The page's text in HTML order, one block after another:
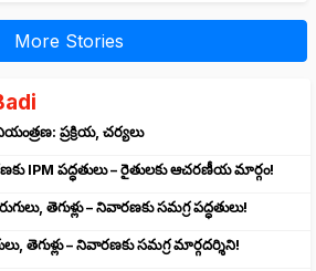
More Stories
ప్రక్రియ, చర్యలు
IPM పద్ధతులు – రైతులకు ఆచరణీయ మార్గం!
తెగుళ్లు – నివారణకు సమగ్ర పద్ధతులు!
తెగుళ్లు – నివారణకు సమగ్ర మార్గదర్శిని!